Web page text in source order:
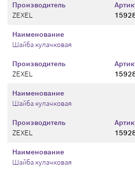
Производитель
ZEXEL
Производитель
ZEXEL
Наименование
Шайба кулачковая
Производитель
ZEXEL
Наименование
Шайба кулачковая
Наименование
Шайба кулачковая